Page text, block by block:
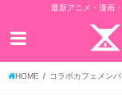
最新アニメ・漫画
HOME コラボカフェメン